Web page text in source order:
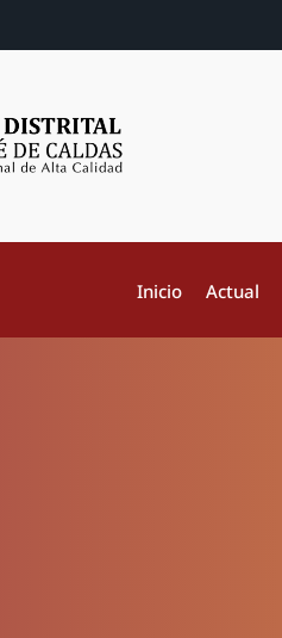
Inicio Actual